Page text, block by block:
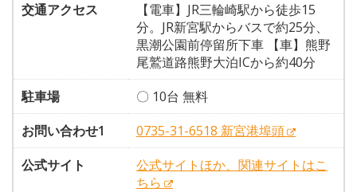
交通アクセス
【電車】JR三輪崎駅から徒歩15
分。JR新宮駅からバスで約25分、
黒潮公園前停留所下車 【車】熊野
尾鷲道路熊野大泊ICから約40分
駐車場
〇 10台 無料
お問い合わせ1
0735-31-6518 新宮港埠頭
公式サイト
公式サイトほか、関連サイトはこ
ちら